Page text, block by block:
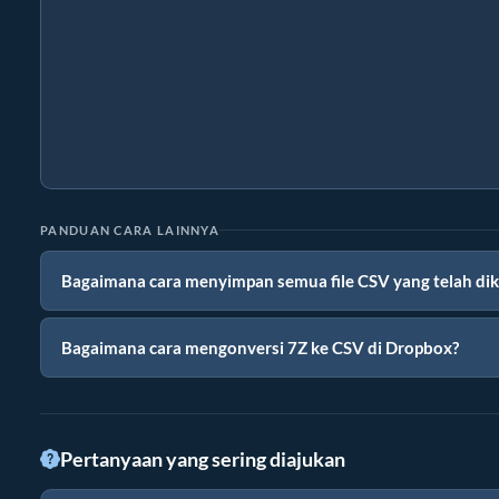
PANDUAN CARA LAINNYA
Bagaimana cara menyimpan semua file CSV yang telah
Bagaimana cara mengonversi 7Z ke CSV di Dropbox?
Pertanyaan yang sering diajukan